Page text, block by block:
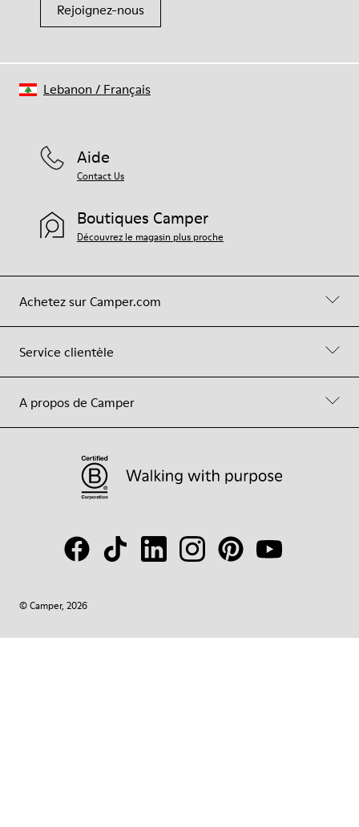
Rejoignez-nous
Achetez sur Camper.com
Service clientèle
A propos de Camper
Aide
Contact Us
Boutiques Camper
Découvrez le magasin plus proche
© Camper, 2026
Lebanon / Français